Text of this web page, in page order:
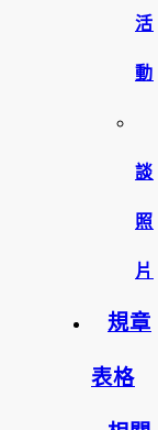
活
動
談
照
片
規章
表格